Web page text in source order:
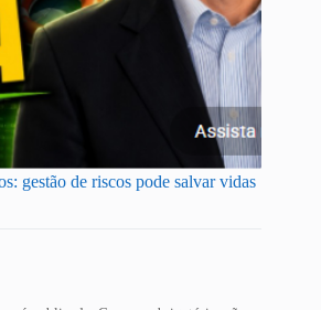
gestão de riscos pode salvar vidas